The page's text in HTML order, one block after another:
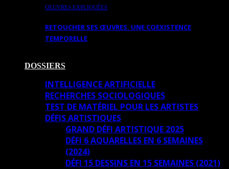
OEUVRES EXPLIQUÉES
RETOUCHER SES ŒUVRES. UNE COEXISTENCE
TEMPORELLE
DOSSIERS
INTELLIGENCE ARTIFICIELLE
RECHERCHES SOCIOLOGIQUES
TEST DE MATÉRIEL POUR LES ARTISTES
DÉFIS ARTISTIQUES
GRAND DÉFI ARTISTIQUE 2025
DÉFI 6 AQUARELLES EN 6 SEMAINES
(2024)
DÉFI 15 DESSINS EN 15 SEMAINES (2021)